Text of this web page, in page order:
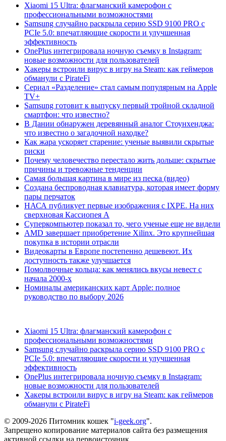
Xiaomi 15 Ultra: флагманский камерофон с
профессиональными возможностями
Samsung случайно раскрыла серию SSD 9100 PRO с
PCIe 5.0: впечатляющие скорости и улучшенная
эффективность
OnePlus интегрировала ночную съемку в Instagram:
новые возможности для пользователей
Хакеры встроили вирус в игру на Steam: как геймеров
обманули с PirateFi
Сериал «Разделение» стал самым популярным на Apple
TV+
Samsung готовит к выпуску первый тройной складной
смартфон: что известно?
В Дании обнаружен деревянный аналог Стоунхенджа:
что известно о загадочной находке?
Как жара ускоряет старение: ученые выявили скрытые
риски
Почему человечество перестало жить дольше: скрытые
причины и тревожные тенденции
Самая большая картина в мире из песка (видео)
Создана беспроводная клавиатура, которая имеет форму
пары перчаток
НАСА публикует первые изображения с IXPE. На них
сверхновая Кассиопея А
Суперкомпьютер показал то, чего ученые еще не видели
AMD завершает приобретение Xilinx. Это крупнейшая
покупка в истории отрасли
Видеокарты в Европе постепенно дешевеют. Их
доступность также улучшается
Помолвочные кольца: как менялись вкусы невест с
начала 2000-х
Номиналы американских карт Apple: полное
руководство по выбору 2026
Xiaomi 15 Ultra: флагманский камерофон с
профессиональными возможностями
Samsung случайно раскрыла серию SSD 9100 PRO с
PCIe 5.0: впечатляющие скорости и улучшенная
эффективность
OnePlus интегрировала ночную съемку в Instagram:
новые возможности для пользователей
Хакеры встроили вирус в игру на Steam: как геймеров
обманули с PirateFi
© 2009-2026 Питомник кошек "i-geek.org".
Запрещено копирование материалов сайта без размещения
активной ссылки на первоисточник.